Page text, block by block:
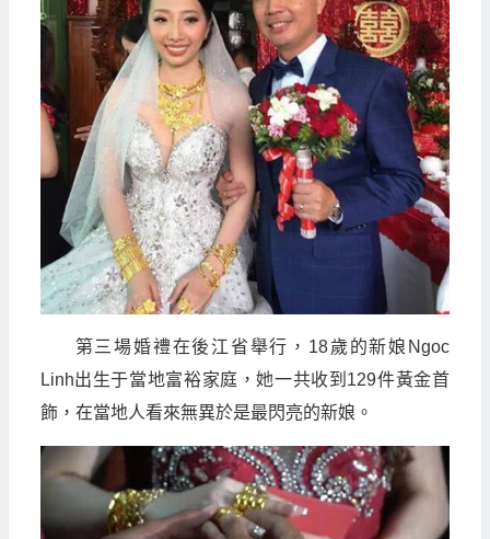
第三場婚禮在後江省舉行，18歲的新娘Ngoc
Linh出生于當地富裕家庭，她一共收到129件黃金首
飾，在當地人看來無異於是最閃亮的新娘。